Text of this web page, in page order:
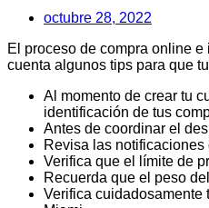
octubre 28, 2022
El proceso de compra online
cuenta algunos tips para que
Al momento de crear tu
identificación de tus
Antes de coordinar el
Revisa las
Verifica que el límite de
Recuerda que el peso
Verifica cuidadosamente